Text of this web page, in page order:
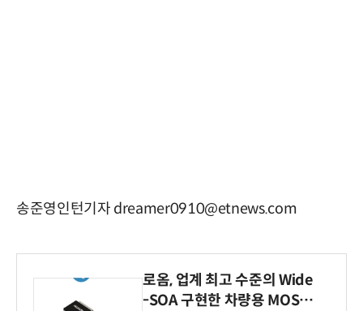
송준영인턴기자 dreamer0910@etnews.com
로옴, 업계 최고 수준의 Wide
-SOA 구현한 차량용 MOSF